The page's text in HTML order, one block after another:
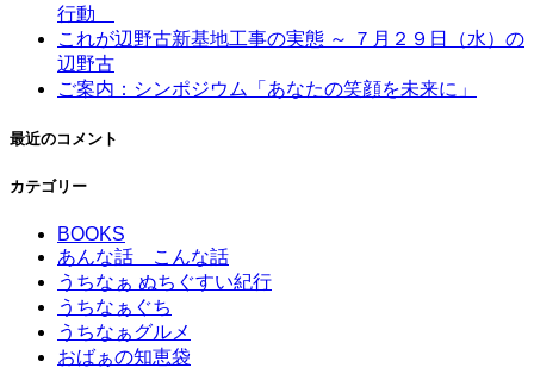
行動
これが辺野古新基地工事の実態 ～ ７月２９日（水）の
辺野古
ご案内：シンポジウム「あなたの笑顔を未来に」
最近のコメント
カテゴリー
BOOKS
あんな話 こんな話
うちなぁ ぬちぐすい紀行
うちなぁぐち
うちなぁグルメ
おばぁの知恵袋